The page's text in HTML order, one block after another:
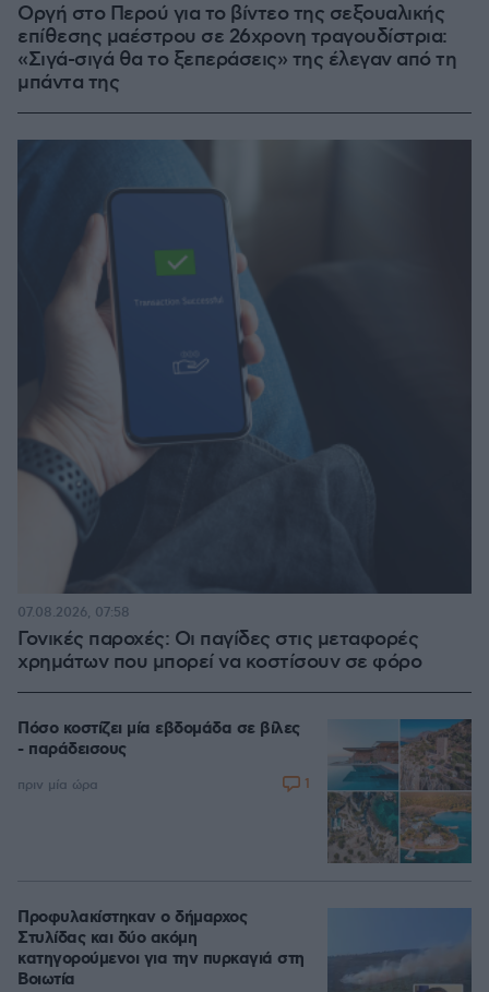
Οργή στο Περού για το βίντεο της σεξουαλικής
επίθεσης μαέστρου σε 26χρονη τραγουδίστρια:
«Σιγά-σιγά θα το ξεπεράσεις» της έλεγαν από τη
μπάντα της
Γονικές παροχές: Οι παγίδες στις μεταφορές
χρημάτων που μπορεί να κοστίσουν σε φόρο
07.08.2026, 07:58
Πόσο κοστίζει μία εβδομάδα σε βίλες
- παράδεισους
πριν μία ώρα 1
Προφυλακίστηκαν ο δήμαρχος
Στυλίδας και δύο ακόμη
κατηγορούμενοι για την πυρκαγιά στη
Βοιωτία